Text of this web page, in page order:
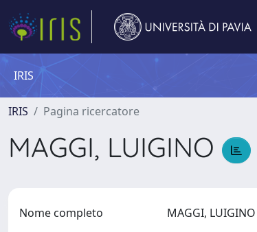
IRIS
IRIS Pagina ricercatore
MAGGI, LUIGINO
Nome completo MAGGI, LUIGINO